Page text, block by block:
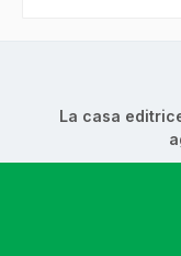
La casa